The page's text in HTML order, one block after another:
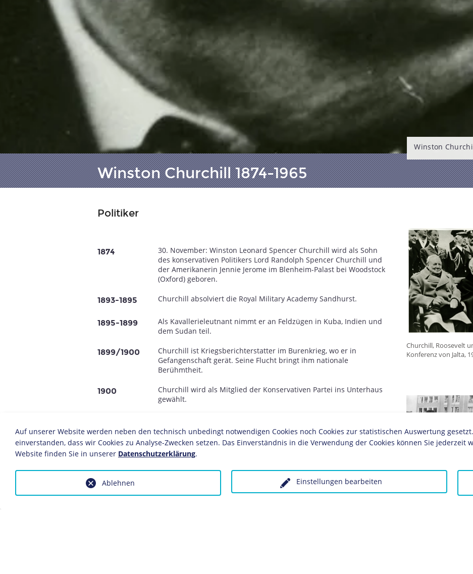
Winston
Winston Churchill 1874-1965
Politiker
1874
30. November: Winston Leonard Spencer Churchill wird als Sohn
des konservativen Politikers Lord Randolph Spencer Churchill und
der Amerikanerin Jennie Jerome im Blenheim-Palast bei Woodstock
(Oxford) geboren.
1893-1895 Churchill absolviert die Royal Military Academy Sandhurst.
1895-1899
Als Kavallerieleutnant nimmt er an Feldzügen in Kuba, Indien und
dem Sudan teil.
1899/1900
Churchill ist Kriegsberichterstatter im Burenkrieg, wo er in
Gefangenschaft gerät. Seine Flucht bringt ihm nationale
Berühmtheit.
1900
Churchill wird als Mitglied der Konservativen Partei ins Unterhaus
gewählt.
Flügel angehört.
Durch den Wahlsieg der Liberalen Partei wird Churchill
Unterstaatssekretär für die Kolonien.
1908-1910 Handelsminister unter der Regierung vonHerbert H. Asquith
Churchill, Roosevelt
Konferenz von Jalta,
Auf unserer Website werden neben den technisch unbedingt notwendigen Cookies noch Cookies zur statistischen Auswertung
einverstanden, dass wir Cookies zu Analyse-Zwecken setzen. Das Einverständnis in die Verwendung der Cookies können Sie
Website finden Sie in unserer Datenschutzerklärung.
Einstellungen bearbeiten
Ablehnen